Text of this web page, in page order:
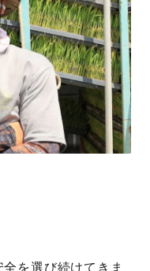
全を選び続けてきま